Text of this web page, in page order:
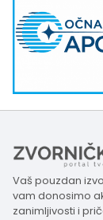
Vaš pouzdan
vam donosimo
zanimljivosti i